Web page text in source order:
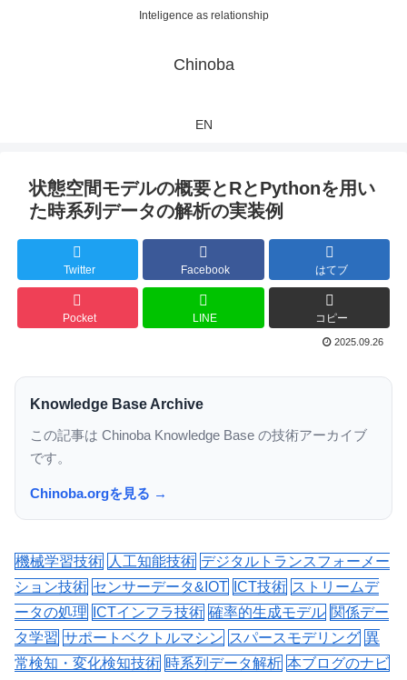
Inteligence as relationship
Chinoba
EN
状態空間モデルの概要とRとPythonを用い
た時系列データの解析の実装例
Twitter Facebook はてブ
Pocket LINE コピー
2025.09.26
Knowledge Base Archive
この記事は Chinoba Knowledge Base の技術アーカイブ
です。
Chinoba.orgを見る →
機械学習技術 人工知能技術 デジタルトランスフォーメー
ション技術 センサーデータ&IOT ICT技術 ストリームデ
ータの処理
ICTインフラ技術 確率的生成モデル 関係デー
タ学習 サポートベクトルマシン スパースモデリング 異
常検知・変化検知技術 時系列データ解析 本ブログのナビ